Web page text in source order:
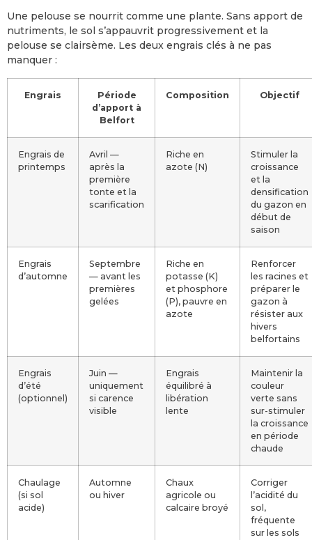
Une pelouse se nourrit comme une plante. Sans apport de
nutriments, le sol s’appauvrit progressivement et la
pelouse se clairsème. Les deux engrais clés à ne pas
manquer :
Engrais
Période
d’apport à
Belfort
Composition Objectif
Engrais de
printemps
Avril —
après la
première
tonte et la
scarification
Riche en
azote (N)
Stimuler la
croissance
et la
densification
du gazon en
début de
saison
Engrais
d’automne
Septembre
— avant les
premières
gelées
Riche en
potasse (K)
et phosphore
(P), pauvre en
azote
Renforcer
les racines et
préparer le
gazon à
résister aux
hivers
belfortains
Engrais
d’été
(optionnel)
Juin —
uniquement
si carence
visible
Engrais
équilibré à
libération
lente
Maintenir la
couleur
verte sans
sur-stimuler
la croissance
en période
chaude
Chaulage
(si sol
acide)
Automne
ou hiver
Chaux
agricole ou
calcaire broyé
Corriger
l’acidité du
sol,
fréquente
sur les sols